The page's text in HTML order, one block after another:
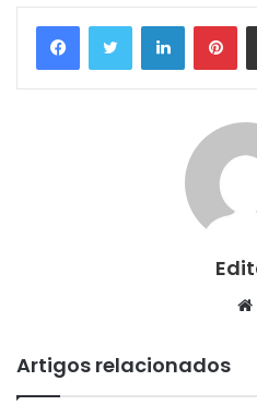
Linkedin
Artigos relacionados